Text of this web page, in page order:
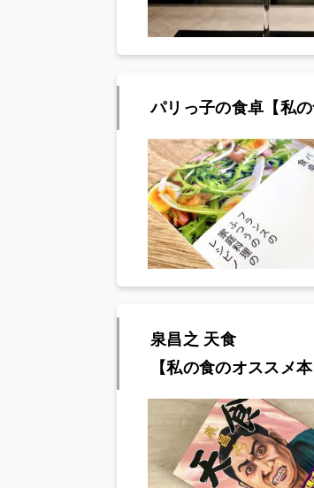
パリっ子の食卓【私の
泉昌之 天食
【私の食のオススメ本